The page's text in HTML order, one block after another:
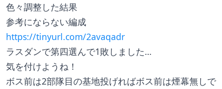
色々調整した結果
参考にならない編成
https://tinyurl.com/2avaqadr
ラスダンで第四選んで1敗しました…
気を付けようね！
ボス前は2部隊目の基地投げればボス前は煙幕無しで